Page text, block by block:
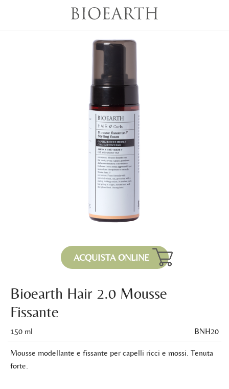
ACQUISTA ONLINE
Bioearth Hair 2.0 Mousse
Fissante
150 ml BNH20
Mousse modellante e fissante per capelli ricci e mossi. Tenuta
forte.